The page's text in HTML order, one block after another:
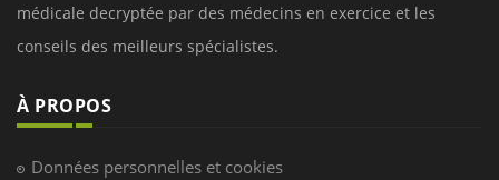
médicale decryptée par des médecins en exercice et les
conseils des meilleurs spécialistes.
À PROPOS
Données personnelles et cookies